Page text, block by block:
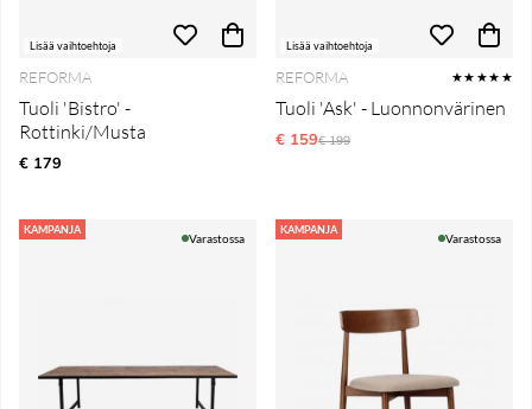
Lisää vaihtoehtoja
REFORMA
Tuoli 'Bistro' -
Rottinki/Musta
€ 179
Lisää vaihtoehtoja
REFORMA ★★★★★
Tuoli 'Ask' - Luonnonvärinen
€ 159Normaali hinta
€ 199
KAMPANJA
Varastossa
KAMPANJA
Varastossa